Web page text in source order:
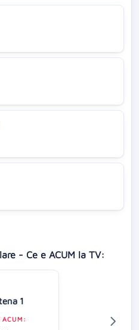
- Ce e ACUM la TV:
1
ACUM: